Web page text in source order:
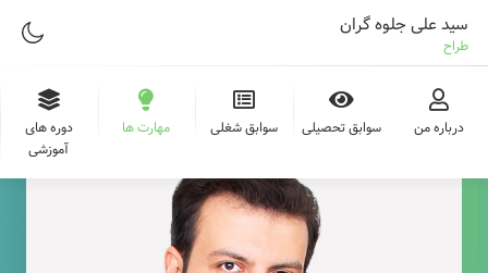
سید علی جلوه گران
طراح وب
درباره من سوابق تحصیلی سوابق شغلی مهارت ها
دوره های
آموزشی